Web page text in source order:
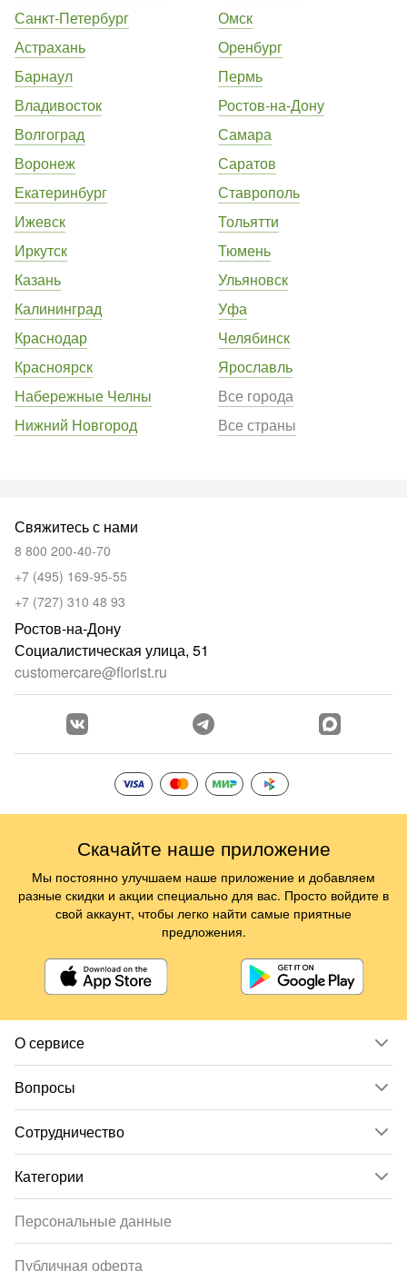
Санкт-Петербург
Астрахань
Барнаул
Владивосток
Волгоград
Воронеж
Екатеринбург
Ижевск
Иркутск
Казань
Калининград
Краснодар
Красноярск
Набережные Челны
Нижний Новгород
Омск
Оренбург
Пермь
Ростов-на-Дону
Самара
Саратов
Ставрополь
Тольятти
Тюмень
Ульяновск
Уфа
Челябинск
Ярославль
Все города
Все страны
О сервисе
Вопросы
Сотрудничество
Категории
Свяжитесь с нами
8 800 200-40-70
+7 (495) 169-95-55
+7 (727) 310 48 93
Ростов-на-Дону
Социалистическая улица, 51
customercare@florist.ru
Персональные данные
Публичная оферта
Скачайте наше приложение
Мы постоянно улучшаем наше приложение и добавляем
разные скидки и акции специально для вас. Просто войдите в
свой аккаунт, чтобы легко найти самые приятные
предложения.